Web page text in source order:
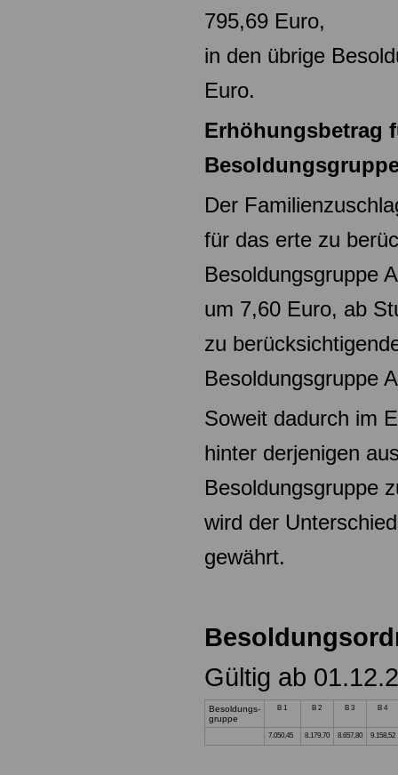
795,69 Euro,
in den übrige
Euro.
Erhöhungsbetrag
Der
für das erte zu
Besoldungsgruppe
um 7,60 Euro, ab
zu
Besoldungsgruppe
Soweit dadurch im
hinter derjenigen
Besoldungsgruppe
wird der
gewährt.
Gültig ab
Besoldungs-
gruppe
B 1 B 2 B 3 B 4
7.050,45 8.179,70 8.657,80 9.158,52